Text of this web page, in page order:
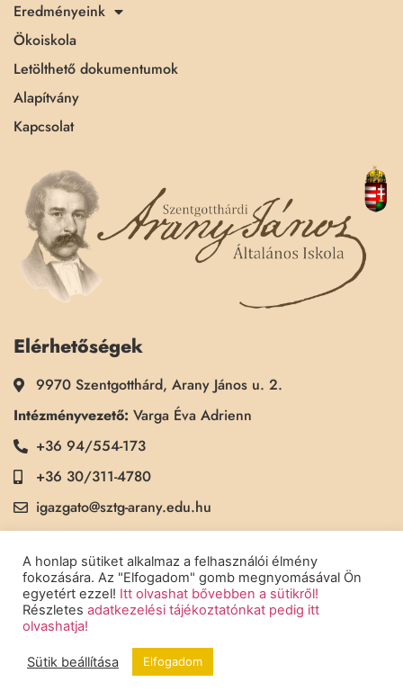
Eredményeink
Ökoiskola
Letölthető dokumentumok
Alapítvány
Kapcsolat
Elérhetőségek
9970 Szentgotthárd, Arany János u. 2.
Intézményvezető: Varga Éva Adrienn
+36 94/554-173
+36 30/311-4780
igazgato@sztg-arany.edu.hu
Titkárság:Kimmel Kinga
+36 30/311-5790
titkarsag@sztg-arany.edu.hu
Copyright © 2022 Szentgotthárdi Arany János Általános Iskola - Minden
A honlap sütiket alkalmaz a felhasználói élmény
fokozására. Az "Elfogadom" gomb megnyomásával Ön
egyetért ezzel! Itt olvashat bővebben a sütikről!
Részletes adatkezelési tájékoztatónkat pedig itt
olvashatja!
Sütik beállítása Elfogadom